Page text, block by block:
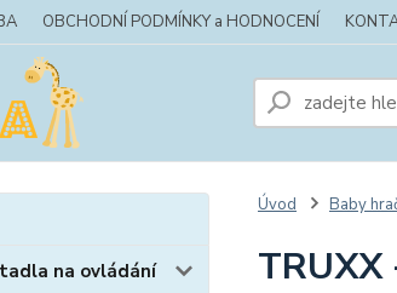
OBCHODNÍ PODMÍNKY a HODNOCENÍ
na ovládání
Úvod Baby
TRUXX